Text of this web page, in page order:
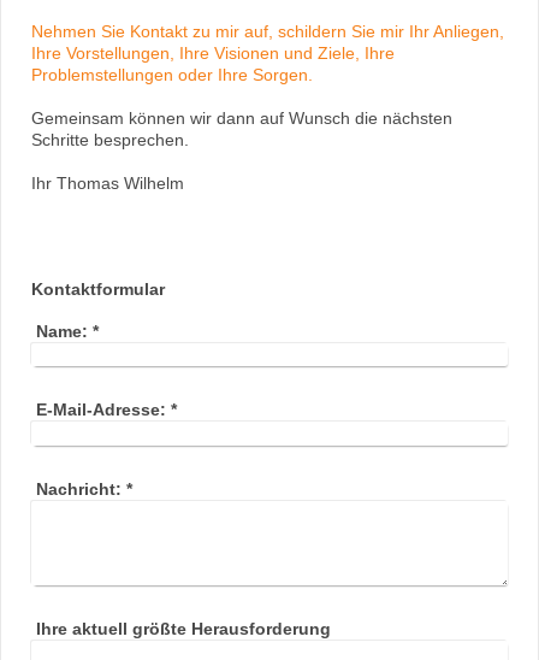
Nehmen Sie Kontakt zu mir auf, schildern Sie mir Ihr Anliegen,
Ihre Vorstellungen, Ihre Visionen und Ziele, Ihre
Problemstellungen oder Ihre Sorgen.
Gemeinsam können wir dann auf Wunsch die nächsten
Schritte besprechen.
Ihr Thomas Wilhelm
Kontaktformular
Name: *
E-Mail-Adresse: *
Nachricht: *
Ihre aktuell größte Herausforderung